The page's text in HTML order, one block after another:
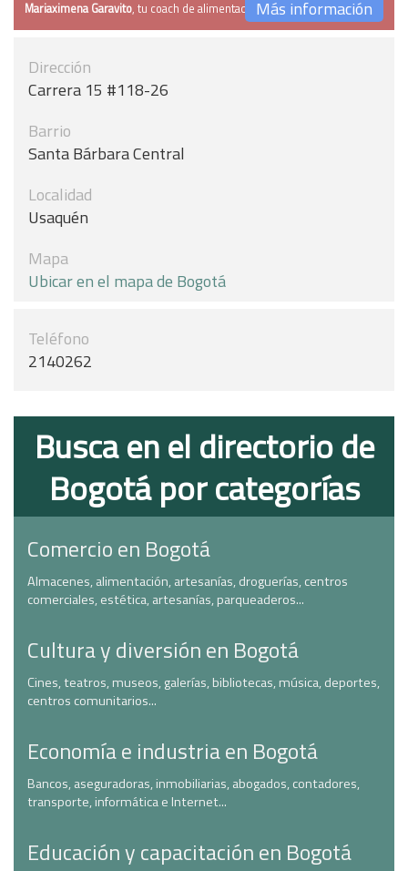
Mariaximena Garavito, tu coach de alimentaciónMás información
Dirección
Carrera 15 #118-26
Barrio
Santa Bárbara Central
Localidad
Usaquén
Mapa
Ubicar en el mapa de Bogotá
Teléfono
2140262
Busca en el directorio de
Bogotá por categorías
Comercio en Bogotá
Almacenes, alimentación, artesanías, droguerías, centros
comerciales, estética, artesanías, parqueaderos...
Cultura y diversión en Bogotá
Cines, teatros, museos, galerías, bibliotecas, música, deportes,
centros comunitarios...
Economía e industria en Bogotá
Bancos, aseguradoras, inmobiliarias, abogados, contadores,
transporte, informática e Internet...
Educación y capacitación en Bogotá